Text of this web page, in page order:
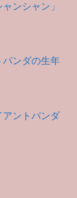
ンシャン」
パンダの生年
アントパンダ